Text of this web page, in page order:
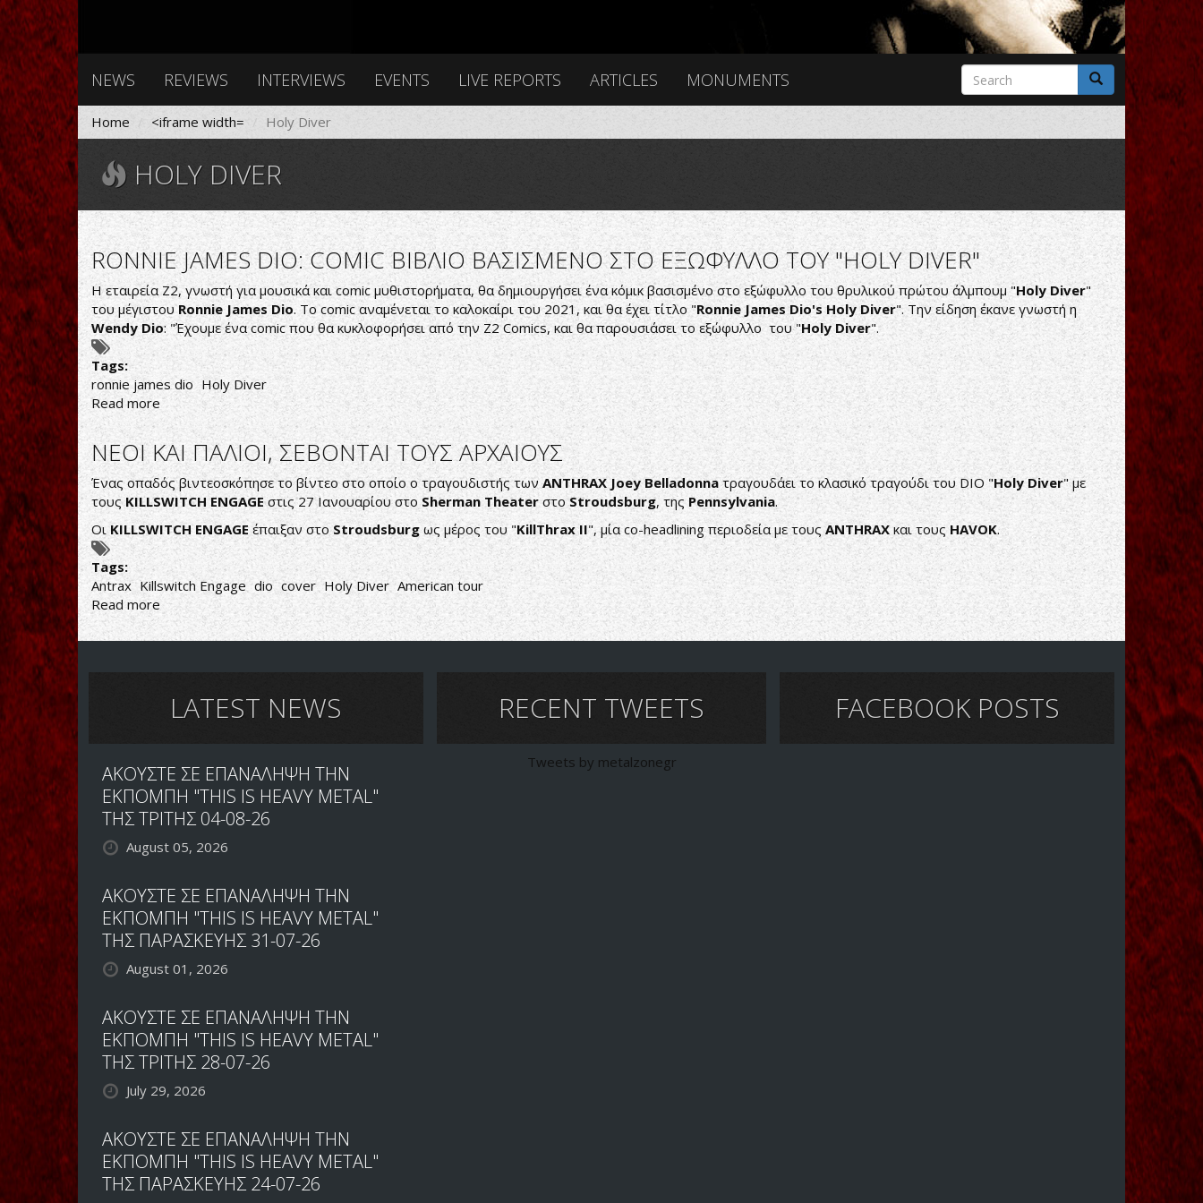
NEWS REVIEWS INTERVIEWS EVENTS LIVE REPORTS ARTICLES MONUMENTS
Search
form
Search
Home <iframe width= Holy Diver
HOLY DIVER
RONNIE JAMES DIO: COMIC BIBΛΙΟ ΒΑΣΙΣΜΕΝΟ ΣΤΟ ΕΞΩΦΥΛΛΟ ΤΟΥ "ΗΟLY DIVER"
H εταιρεία Z2, γνωστή για μουσικά και comic μυθιστορήματα, θα δημιουργήσει ένα κόμικ βασισμένο στο εξώφυλλο του θρυλικού πρώτου άλμπουμ "Holy Diver"
του μέγιστουRonnie James Dio. Το comic αναμένεται το καλοκαίρι του 2021, και θα έχει τίτλο "Ronnie James Dio's Holy Diver". Την είδηση έκανε γνωστή η
Wendy Dio: "Έχουμε ένα comic που θα κυκλοφορήσει από την Z2 Comics, και θα παρουσιάσει το εξώφυλλο του "Holy Diver".
Tags:
ronnie james dio Holy Diver
Read more about
RONNIE
JAMES
DIO:
COMIC
BIBΛΙΟ
ΒΑΣΙΣΜΕΝΟ
ΣΤΟ
ΕΞΩΦΥΛΛΟ
ΤΟΥ
"ΗΟLY
DIVER"
ΝΕΟΙ ΚΑΙ ΠΑΛΙΟΙ, ΣΕΒΟΝΤΑΙ ΤΟΥΣ ΑΡΧΑΙΟΥΣ
Ένας οπαδός βιντεοσκόπησε το βίντεο στο οποίο ο τραγουδιστής τωνANTHRAX Joey Belladonnaτραγουδάει το κλασικό τραγούδι του DIO "Holy Diver" με
τους KILLSWITCH ENGAGEστις 27 Ιανουαρίου στο Sherman TheaterστοStroudsburg, της Pennsylvania.
Οι KILLSWITCH ENGAGE έπαιξαν στο Stroudsburg ως μέρος του "KillThrax II", μία co-headlining περιοδεία με τους ANTHRAX και τους HAVOK.
Tags:
Antrax Killswitch Engage dio cover Holy Diver American tour
Read more about
ΝΕΟΙ
ΚΑΙ
ΤΟΥΣ
ΑΡΧΑΙΟΥΣ
LATEST NEWS
ΑΚΟΥΣΤΕ ΣΕ ΕΠΑΝΑΛΗΨΗ ΤΗΝ
ΕΚΠΟΜΠΗ "THIS IS HEAVY METAL"
ΤΗΣ ΤΡΙΤΗΣ 04-08-26
August 05, 2026
ΑΚΟΥΣΤΕ ΣΕ ΕΠΑΝΑΛΗΨΗ ΤΗΝ
ΕΚΠΟΜΠΗ "THIS IS HEAVY METAL"
ΤΗΣ ΠΑΡΑΣΚΕΥΗΣ 31-07-26
August 01, 2026
ΑΚΟΥΣΤΕ ΣΕ ΕΠΑΝΑΛΗΨΗ ΤΗΝ
ΕΚΠΟΜΠΗ "THIS IS HEAVY METAL"
ΤΗΣ ΤΡΙΤΗΣ 28-07-26
July 29, 2026
ΑΚΟΥΣΤΕ ΣΕ ΕΠΑΝΑΛΗΨΗ ΤΗΝ
ΕΚΠΟΜΠΗ "THIS IS HEAVY METAL"
ΤΗΣ ΠΑΡΑΣΚΕΥΗΣ 24-07-26
RECENT TWEETS
Tweets by metalzonegr
FACEBOOK POSTS